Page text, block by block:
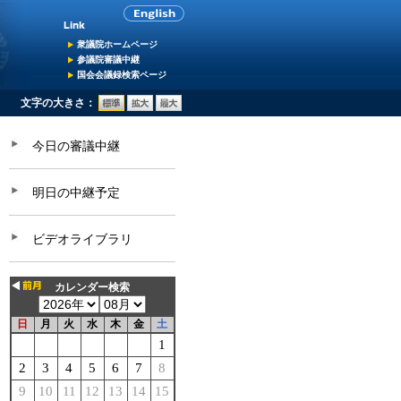
衆議院ホームページ
参議院審議中継
国会会議録検索ページ
文字の大きさ：
今日の審議中継
明日の中継予定
ビデオライブラリ
カレンダー検索
日 月 火 水 木 金 土
1
2
3 4 5 6 7
8
9
10 11 12 13 14
15